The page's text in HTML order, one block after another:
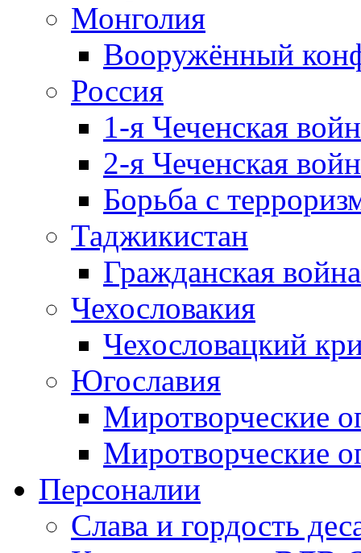
Монголия
Вооружённый
Россия
1-я Чеченская
2-я Чеченская
Борьба с
Таджикистан
Гражданская
Чехословакия
Чехословацкий
Югославия
Миротворческие
Миротворческие
Персоналии
Слава и гордость